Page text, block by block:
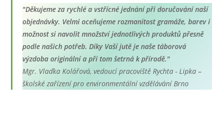
"Děkujeme za rychlé a vstřícné jednání při doručování naší
objednávky. Velmi oceňujeme rozmanitost gramáže, barev i
možnost si navolit množství jednotlivých produktů přesně
podle našich potřeb. Díky Vaší jutě je naše táborová
výzdoba originální a při tom šetrná k přírodě."
Mgr. Vlaďka Kolářová, vedoucí pracoviště Rychta - Lipka –
školské zařízení pro environmentální vzdělávání Brno